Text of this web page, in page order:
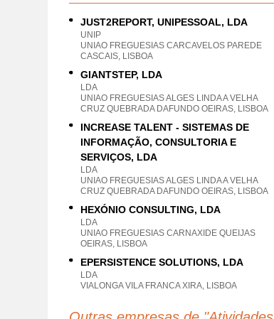
JUST2REPORT, UNIPESSOAL, LDA
UNIP
UNIAO FREGUESIAS CARCAVELOS PAREDE
CASCAIS, LISBOA
GIANTSTEP, LDA
LDA
UNIAO FREGUESIAS ALGES LINDA A VELHA
CRUZ QUEBRADA DAFUNDO OEIRAS, LISBOA
INCREASE TALENT - SISTEMAS DE
INFORMAÇÃO, CONSULTORIA E
SERVIÇOS, LDA
LDA
UNIAO FREGUESIAS ALGES LINDA A VELHA
CRUZ QUEBRADA DAFUNDO OEIRAS, LISBOA
HEXÓNIO CONSULTING, LDA
LDA
UNIAO FREGUESIAS CARNAXIDE QUEIJAS
OEIRAS, LISBOA
EPERSISTENCE SOLUTIONS, LDA
LDA
VIALONGA VILA FRANCA XIRA, LISBOA